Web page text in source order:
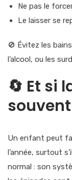
Ne pas le
Le laisser se
🚫 Évitez les
l’alcool, ou les
🔄 Et si
Un enfant peut
l’année, surtout
normal : son